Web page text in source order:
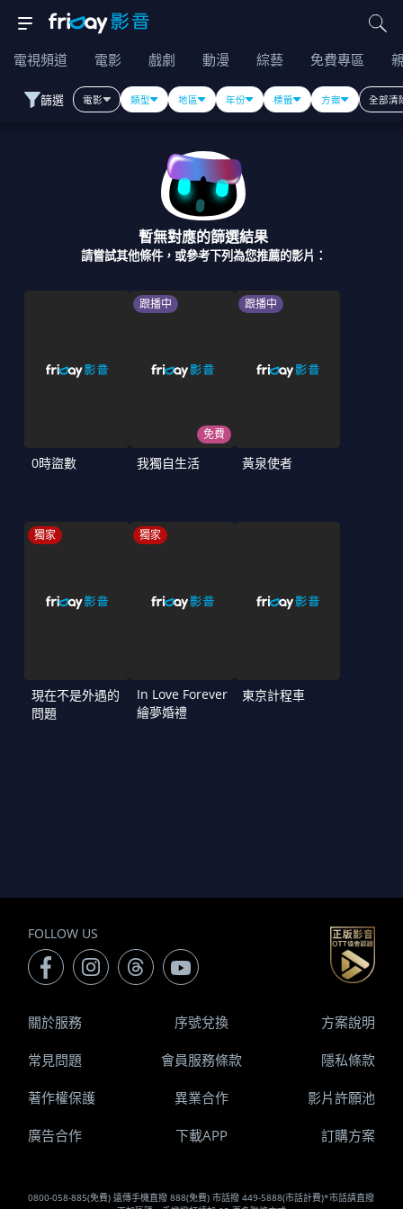
電視頻道 電影 戲劇 動漫 綜藝 免費專區
篩選 電影 類型 地區 年份 標籤 方案 全部清
暫無對應的篩選結果
請嘗試其他條件，或參考下列為您推薦的影片：
0時盜數
跟播中
免費
我獨自生活
跟播中
黃泉使者
獨家
現在不是外遇的
問題
獨家
In Love Forever
繪夢婚禮
東京計程車
FOLLOW US
0800-058-885(免費) 遠傳手機直撥 888(免費) 市話撥 449-5888(市話計費)*市話請直撥
關於服務 序號兌換 方案說明
常見問題 會員服務條款 隱私條款
著作權保護 異業合作 影片許願池
廣告合作 下載APP 訂購方案